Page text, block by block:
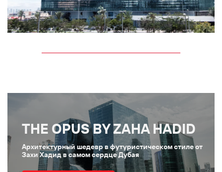
THE OPUS BY ZAHA HADID
Архитектурный шедевр в футуристическом стиле от
Захи Хадид в самом сердце Дубая